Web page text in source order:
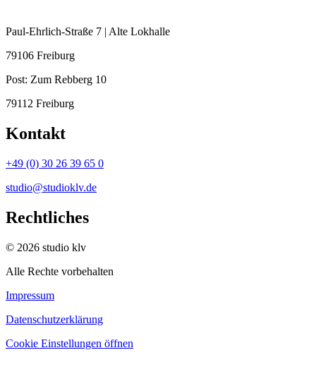
Paul-Ehrlich-Straße 7 | Alte Lokhalle
79106 Freiburg
Post: Zum Rebberg 10
79112 Freiburg
Kontakt
+49 (0) 30 26 39 65 0
studio@studioklv.de
Rechtliches
© 2026 studio klv
Alle Rechte vorbehalten
Impressum
Datenschutzerklärung
Cookie Einstellungen öffnen